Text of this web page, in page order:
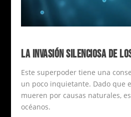
LA INVASIÓN SILENCIOSA DE
Este superpoder tiene una
un poco inquietante. Dado que
mueren por causas naturales,
océanos.